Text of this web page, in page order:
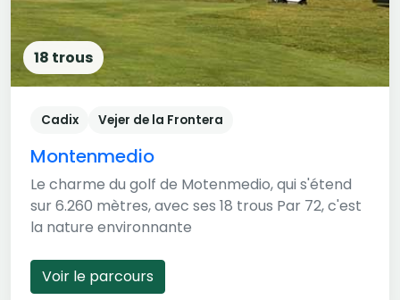
18 trous
Cadix Vejer de la Frontera
Montenmedio
Le charme du golf de Motenmedio, qui s'étend
sur 6.260 mètres, avec ses 18 trous Par 72, c'est
la nature environnante
Voir le parcours